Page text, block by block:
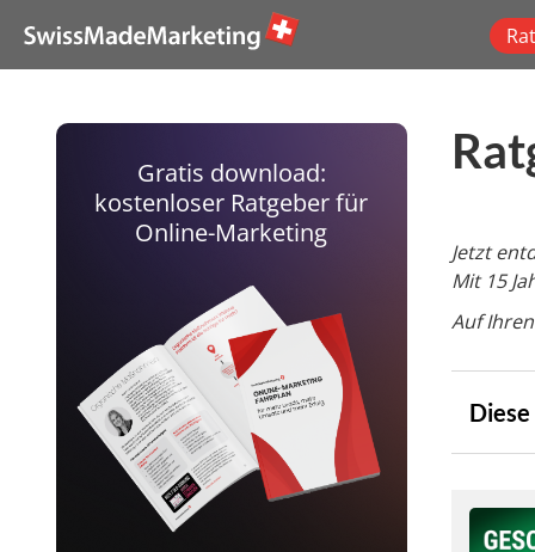
Gratis download:
kostenloser Ratgeber für
Online-Marketing
Jetzt
Mit 15
Auf